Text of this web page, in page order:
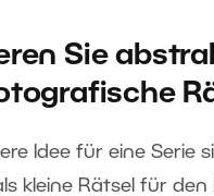
Sie
Idee für eine Serie
kleine Rätsel für